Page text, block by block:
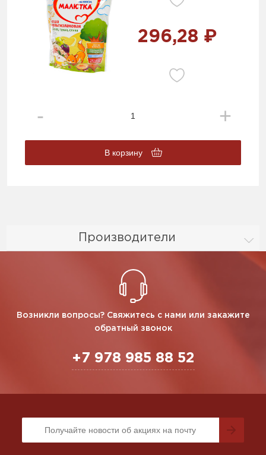
Производители
296,28 ₽
В корзину
Возникли вопросы? Свяжитесь с нами или закажите
обратный звонок
+7 978 985 88 52